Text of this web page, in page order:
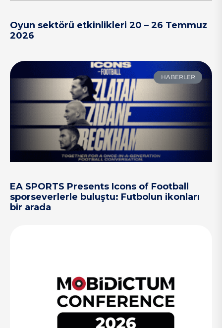
Oyun sektörü etkinlikleri 20 – 26 Temmuz
2026
HABERLER
EA SPORTS Presents Icons of Football
sporseverlerle buluştu: Futbolun ikonları
bir arada